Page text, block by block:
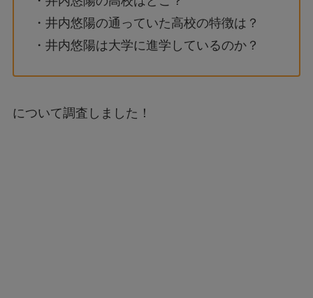
・井内悠陽の通っていた高校の特徴は？
・井内悠陽は大学に進学しているのか？
について調査しました！